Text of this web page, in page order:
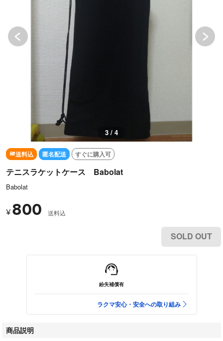
3 / 4
送料込 匿名配送 すぐに購入可
テニスラケットケース Babolat
Babolat
¥ 800 送料込
SOLD OUT
紛失補償有
ラクマ安心・安全への取り組み
商品説明